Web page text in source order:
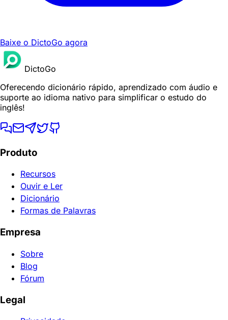
Baixe o DictoGo agora
DictoGo
Oferecendo dicionário rápido, aprendizado com áudio e
suporte ao idioma nativo para simplificar o estudo do
inglês!
Produto
Recursos
Ouvir e Ler
Dicionário
Formas de Palavras
Empresa
Sobre
Blog
Fórum
Legal